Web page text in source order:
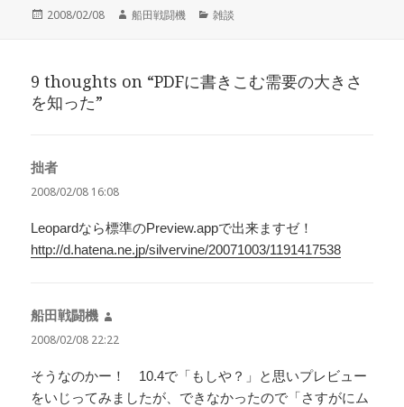
投
2008/02/08
作
船田戦闘機
カ
ー
雑談
9 thoughts on “PDFに書きこむ需要の大きさ
を知った”
拙者
り:
2008/02/08 16:08
Leopardなら標準のPreview.appで出来ますゼ！
http://d.hatena.ne.jp/silvervine/20071003/1191417538
船田戦闘機
り:
2008/02/08 22:22
そうなのかー！ 10.4で「もしや？」と思いプレビュー
をいじってみましたが、できなかったので「さすがにム